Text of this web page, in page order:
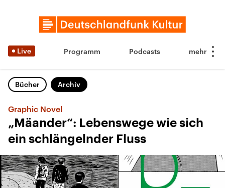
Live Programm Podcasts
Bücher Archiv
Graphic Novel
„Mäander“: Lebenswege wie sich
ein schlängelnder Fluss